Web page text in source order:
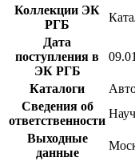
Коллекции ЭК
РГБ
Дата
поступления в
ЭК РГБ
Каталоги
Сведения об
ответственности
Выходные
данные